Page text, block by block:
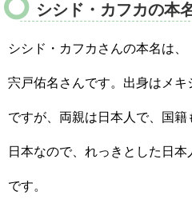
シシド・カフカの本
シシド・カフカさんの本名は、
宍戸佑名さんです。出身はメキ
ですが、両親は日本人で、国籍
日本なので、れっきとした日本
です。